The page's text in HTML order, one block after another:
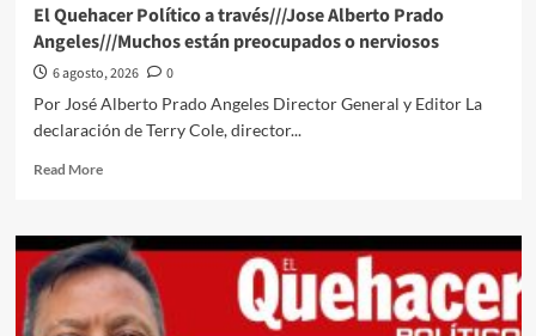
El Quehacer Político a través///Jose Alberto Prado
Angeles///Muchos están preocupados o nerviosos
6 agosto, 2026
0
Por José Alberto Prado Angeles Director General y Editor La
declaración de Terry Cole, director...
Read MoreRead
El
Quehacer
Político
través///Jose